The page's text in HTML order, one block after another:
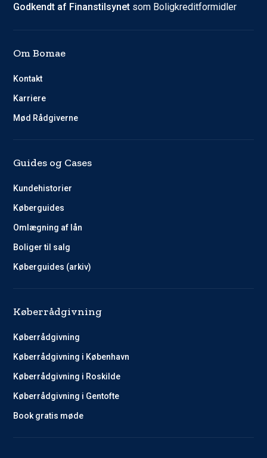
Godkendt af Finanstilsynet som Boligkreditformidler
Om Bomae
Kontakt
Karriere
Mød Rådgiverne
Guides og Cases
Kundehistorier
Køberguides
Omlægning af lån
Boliger til salg
Køberguides (arkiv)
Køberrådgivning
Køberrådgivning
Køberrådgivning i København
Køberrådgivning i Roskilde
Køberrådgivning i Gentofte
Book gratis møde